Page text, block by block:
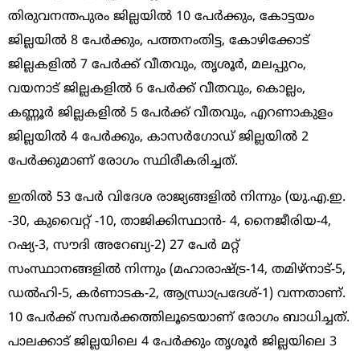
തിരുവനന്തപുരം ജില്ലയില്‍ 10 പേര്‍ക്കും, കോട്ടയം
ജില്ലയില്‍ 8 പേര്‍ക്കും, പത്തനംതിട്ട, കോഴിക്കോട്
ജില്ലകളില്‍ 7 പേര്‍ക്ക് വീതവും, തൃശൂര്‍, മലപ്പുറം,
വയനാട് ജില്ലകളില്‍ 6 പേര്‍ക്ക് വീതവും, കൊല്ലം,
കണ്ണൂര്‍ ജില്ലകളില്‍ 5 പേര്‍ക്ക് വീതവും, എറണാകുളം
ജില്ലയില്‍ 4 പേര്‍ക്കും, കാസര്‍ഗോഡ് ജില്ലയില്‍ 2
പേര്‍ക്കുമാണ് രോഗം സ്ഥിരീകരിച്ചത്.
ഇതില്‍ 53 പേര്‍ വിദേശ രാജ്യങ്ങളില്‍ നിന്നും (യു.എ.ഇ.
-30, കുവൈറ്റ് -10, താജിക്കിസ്ഥാന്‍- 4, നൈജീരിയ-4,
റഷ്യ-3, സൗദി അറേബ്യ-2) 27 പേര്‍ മറ്റ്
സംസ്ഥാനങ്ങളില്‍ നിന്നും (മഹാരാഷ്ട്ര-14, തമിഴ്‌നാട്-5,
ഡല്‍ഹി-5, കര്‍ണാടക-2, ആന്ധ്രാപ്രദേശ്-1) വന്നതാണ്.
10 പേര്‍ക്ക് സമ്പര്‍ക്കത്തിലൂടെയാണ് രോഗം ബാധിച്ചത്.
പാലക്കാട് ജില്ലയിലെ 4 പേര്‍ക്കും തൃശൂര്‍ ജില്ലയിലെ 3